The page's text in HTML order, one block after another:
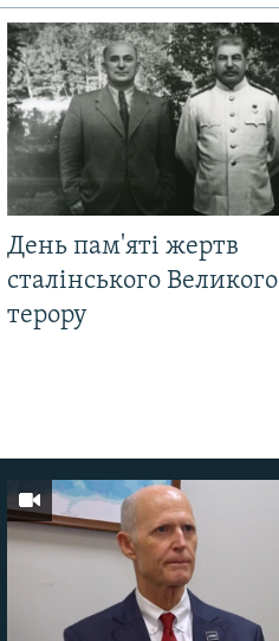
День пам'яті жертв
сталінського Великого
терору